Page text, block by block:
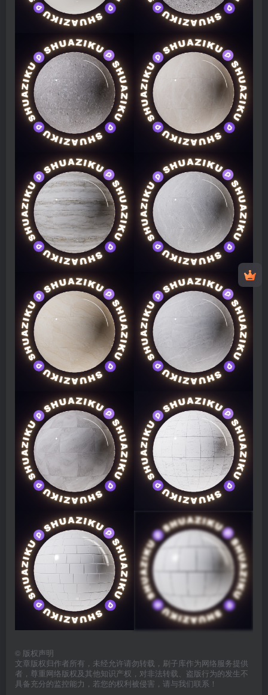
© 版权声明
文章版权归作者所有，未经允许请勿转载，刷子库作为网络服务提供
者，尊重网络版权及其他知识产权，对非法转载、盗版行为的发生不
具备充分的监控能力，若您的权利被侵害，请与我们联系！